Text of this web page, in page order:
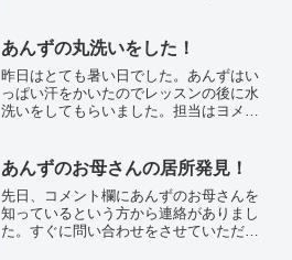
だったそうです。そのせいか、けっこう
言うことを聞いて...
あんずの丸洗いをした！
昨日はとても暑い日でした。あんずはい
っぱい汗をかいたのでレッスンの後に水
洗いをしてもらいました。担当はヨメで
ルでクールダウン気持ちよさそうです。
ふたりともご満悦の様子...
あんずのお母さんの居所発見！
先日、コメント欄にあんずのお母さんを
知っているという方から連絡がありまし
た。すぐに問い合わせをさせていただき